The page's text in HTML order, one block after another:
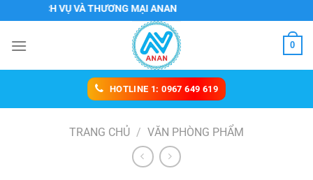
đến
nội
DỊCH VỤ VÀ THƯƠNG MẠI ANAN
0
HOTLINE 1: 0967 649 619
TRANG CHỦ / VĂN PHÒNG PHẨM